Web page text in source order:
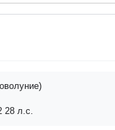
28 л.с.